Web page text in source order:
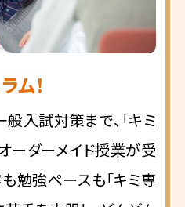
ム！
入試対策まで、「キミ
ーダーメイド授業が受
勉強ペースも「キミ専